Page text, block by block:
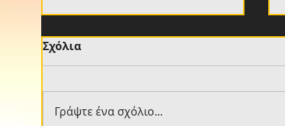
Σχόλια
Γράψτε ένα σχόλιο...